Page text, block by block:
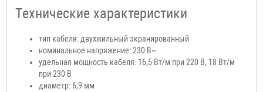
Технические характеристики
тип кабеля: двухжильный экранированный
номинальное напряжение: 230 В~
удельная мощность кабеля: 16,5 Вт/м при 220 В, 18 Вт/м
при 230 В
диаметр: 6,9 мм